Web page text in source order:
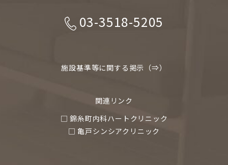
03-3518-5205
施設基準等に関する掲示（⇒）
関連リンク
□ 錦糸町内科ハートクリニック
□ 亀戸シンシアクリニック